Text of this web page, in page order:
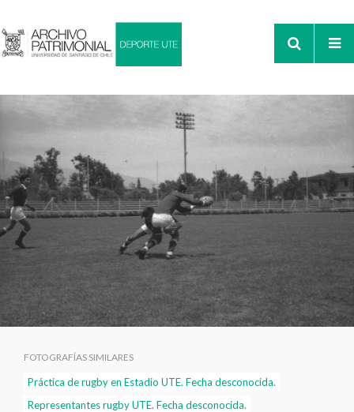
FOTOGRAFÍAS SIMILARES
Práctica de rugby en Estadio UTE. Fecha desconocida.
Representantes rugby UTE. Fecha desconocida.